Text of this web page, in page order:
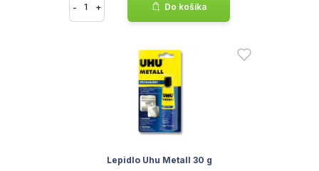
- + Do košíka
Lepidlo Uhu Metall 30 g